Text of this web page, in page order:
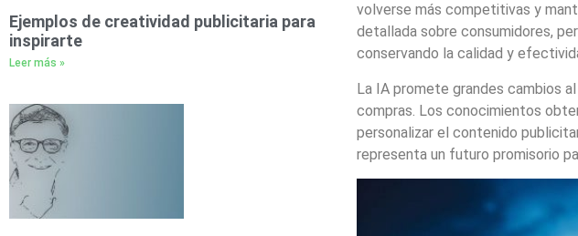
Ejemplos de creatividad publicitaria para
inspirarte
Leer más »
volverse más competitivas y
detallada sobre consumidores,
conservando la calidad y
La IA promete grandes cambios
compras. Los conocimientos
personalizar el contenido
representa un futuro promisorio